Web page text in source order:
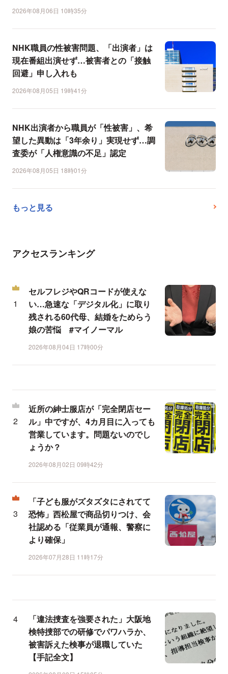
2026年08月06日 10時35分
NHK職員の性被害問題、「出演者」は
現在番組出演せず…被害者との「接触
回避」申し入れも
2026年08月05日 19時41分
NHK出演者から職員が「性被害」、希
望した異動は「3年余り」実現せず…調
査委が「人権意識の不足」認定
2026年08月05日 18時01分
もっと見る
アクセスランキング
セルフレジやQRコードが使えな
い…急速な「デジタル化」に取り
残される60代母、結婚をためらう
娘の苦悩 #マイノーマル
2026年08月04日 17時00分
近所の紳士服店が「完全閉店セー
ル」中ですが、4カ月目に入っても
営業しています。問題ないのでし
ょうか？
2026年08月02日 09時42分
「子ども服がズタズタにされてて
恐怖」西松屋で商品切りつけ、会
社認める「従業員が通報、警察に
より確保」
2026年07月28日 11時17分
「違法捜査を強要された」大阪地
検特捜部での研修でパワハラか、
被害訴えた検事が退職していた
【手記全文】